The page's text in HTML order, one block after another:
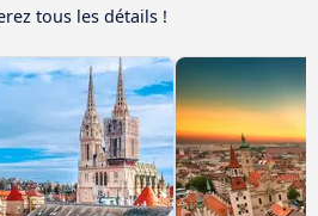
tous les détails !